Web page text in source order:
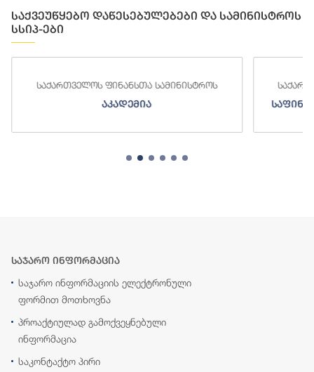
საქვეუწყებო დაწესებულებები და სამინისტროს
სსიპ-ები
საქართველოს ფინანსთა სამინისტროს
აკადემია
საჯარო ინფორმაცია
საჯარო ინფორმაციის ელექტრონული
ფორმით მოთხოვნა
პროაქტიულად გამოქვეყნებული
ინფორმაცია
საკონტაქტო პირი